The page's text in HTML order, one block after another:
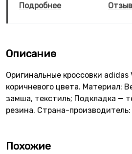
Подробнее
Описание
Оригинальные кроссовки adidas
коричневого цвета. Материал:
замша, текстиль; Подкладка —
резина. Страна-
Похожие